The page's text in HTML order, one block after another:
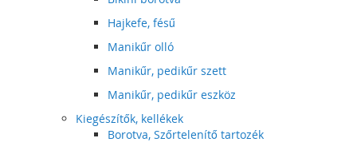
Hajkefe, fésű
Manikűr olló
Manikűr, pedikűr szett
Manikűr, pedikűr eszköz
Kiegészítők, kellékek
Borotva, Szőrtelenítő tartozék